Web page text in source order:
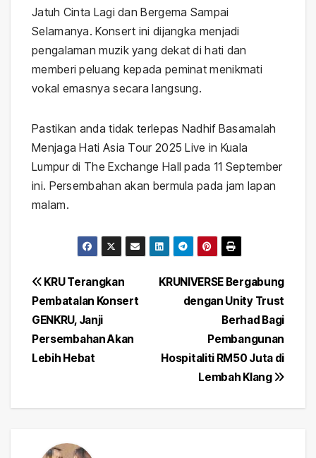
Jatuh Cinta Lagi dan Bergema Sampai
Selamanya. Konsert ini dijangka menjadi
pengalaman muzik yang dekat di hati dan
memberi peluang kepada peminat menikmati
vokal emasnya secara langsung.
Pastikan anda tidak terlepas Nadhif Basamalah
Menjaga Hati Asia Tour 2025 Live in Kuala
Lumpur di The Exchange Hall pada 11 September
ini. Persembahan akan bermula pada jam lapan
malam.
Post
navigation
KRUNIVERSE Bergabung
dengan Unity Trust
Berhad Bagi
Pembangunan
Hospitaliti RM50 Juta di
Lembah Klang
KRU Terangkan
Pembatalan Konsert
GENKRU, Janji
Persembahan Akan
Lebih Hebat